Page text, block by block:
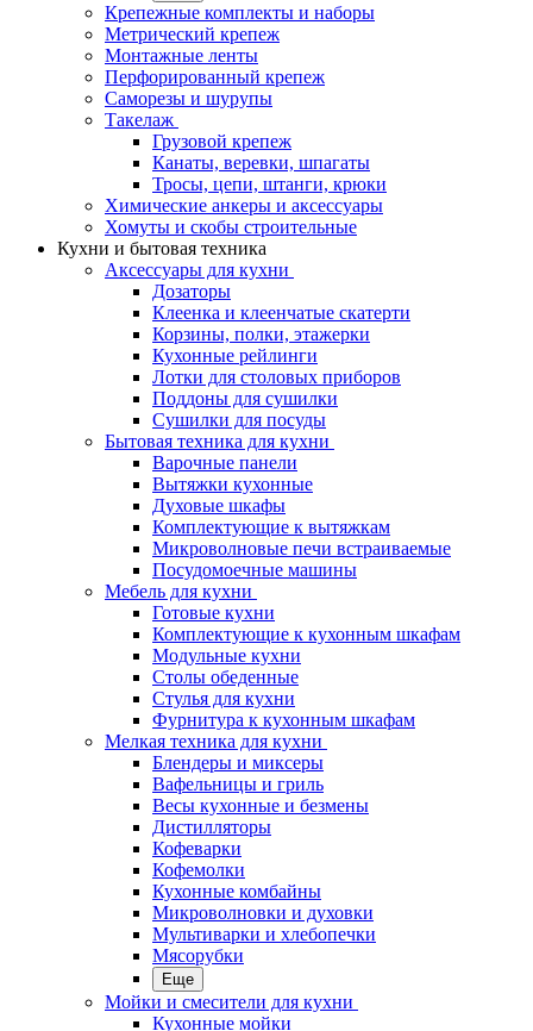
Крепежные комплекты и наборы
Метрический крепеж
Монтажные ленты
Перфорированный крепеж
Саморезы и шурупы
Такелаж
Грузовой крепеж
Канаты, веревки, шпагаты
Тросы, цепи, штанги, крюки
Химические анкеры и аксессуары
Хомуты и скобы строительные
Кухни и бытовая техника
Аксессуары для кухни
Дозаторы
Клеенка и клеенчатые скатерти
Корзины, полки, этажерки
Кухонные рейлинги
Лотки для столовых приборов
Поддоны для сушилки
Сушилки для посуды
Бытовая техника для кухни
Варочные панели
Вытяжки кухонные
Духовые шкафы
Комплектующие к вытяжкам
Микроволновые печи встраиваемые
Посудомоечные машины
Мебель для кухни
Готовые кухни
Комплектующие к кухонным шкафам
Модульные кухни
Столы обеденные
Стулья для кухни
Фурнитура к кухонным шкафам
Мелкая техника для кухни
Блендеры и миксеры
Вафельницы и гриль
Весы кухонные и безмены
Дистилляторы
Кофеварки
Кофемолки
Кухонные комбайны
Микроволновки и духовки
Мультиварки и хлебопечки
Мясорубки
Еще
Мойки и смесители для кухни
Кухонные мойки